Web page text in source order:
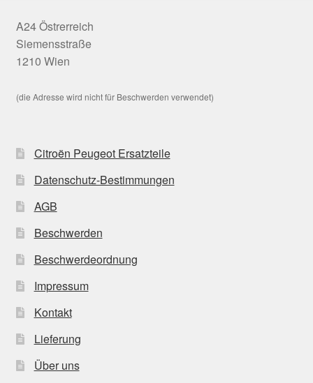
A24 Östrerreich
Siemensstraße
1210 Wien
(die Adresse wird nicht für Beschwerden verwendet)
Citroën Peugeot Ersatzteile
Datenschutz-Bestimmungen
AGB
Beschwerden
Beschwerdeordnung
Impressum
Kontakt
Lieferung
Über uns